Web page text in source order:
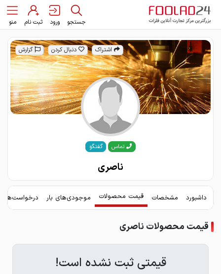
جستجو ورود ثبت نام منو
اشتراک دنبال کردن گزارش
تماس گفتگو
ناصری
داشبورد مشخصات قیمت محصولات موجودی‌های بار
قیمت محصولات ناصری
قیمتی ثبت نشده است!